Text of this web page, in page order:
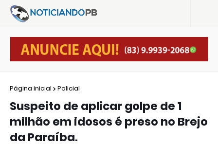
Página inicial Policial
Suspeito de aplicar golpe de 1
milhão em idosos é preso no Brejo
da Paraíba.